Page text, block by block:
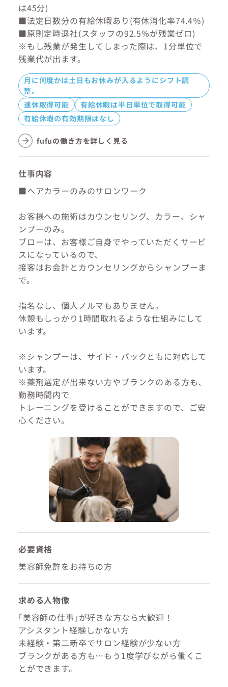
は45分)
■法定日数分の有給休暇あり(有休消化率74.4％)
■原則定時退社(スタッフの92.5%が残業ゼロ)
※もし残業が発生してしまった際は、1分単位で
残業代が出ます。
月に何度かは土日もお休みが入るようにシフト調
整。
連休取得可能
有給休暇は半日単位で取得可能
有給休暇の有効期限はなし
fufuの働き方を詳しく見る
仕事内容
■ヘアカラーのみのサロンワーク
お客様への施術はカウンセリング、カラー、シャ
ンプーのみ。
ブローは、お客様ご自身でやっていただくサービ
スになっているので、
接客はお会計とカウンセリングからシャンプーま
で。
指名なし、個人ノルマもありません。
休憩もしっかり1時間取れるような仕組みにして
います。
※シャンプーは、サイド・バックともに対応して
います。
※薬剤選定が出来ない方やブランクのある方も、
勤務時間内で
トレーニングを受けることができますので、ご安
心ください。
必要資格
美容師免許をお持ちの方
求める人物像
｢美容師の仕事｣が好きな方なら大歓迎！
アシスタント経験しかない方
未経験・第二新卒でサロン経験が少ない方
ブランクがある方も…もう1度学びながら働くこ
とができます。